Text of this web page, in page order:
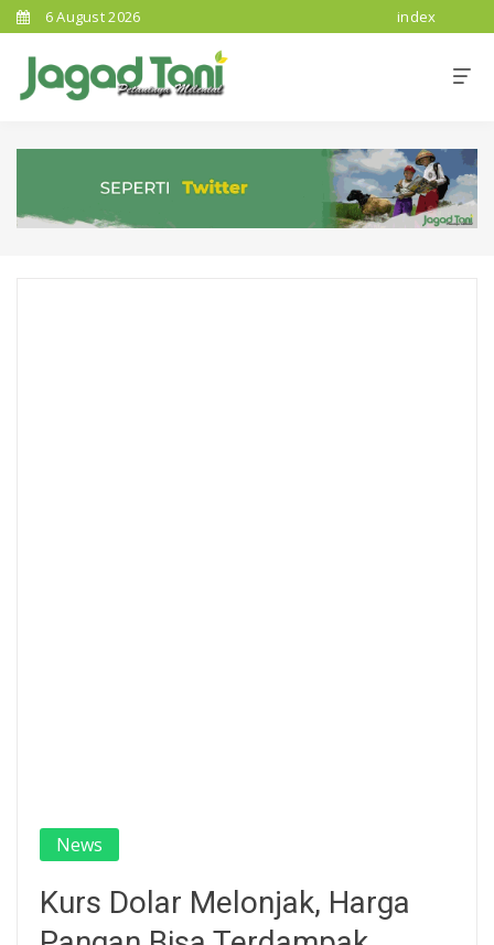
6 August 2026 index
News
Kurs Dolar Melonjak, Harga